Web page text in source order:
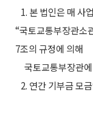
1. 본 법인은 매 사
“국토교통부장관소
7조의 규정에 의해
국토교통부장관
2. 연간 기부금 모